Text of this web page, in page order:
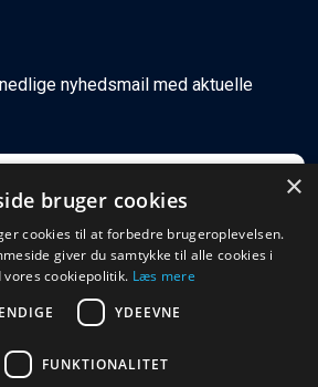
nyhedsmail med aktuelle
Tilmeld
×
bruger cookies
cookies til at forbedre brugeroplevelsen.
giver du samtykke til alle cookies i
cookiepolitik. Læs mere
YDEEVNE
FUNKTIONALITET